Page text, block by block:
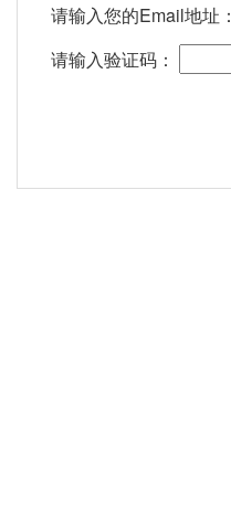
请输入您的Email地址：
请输入验证码：